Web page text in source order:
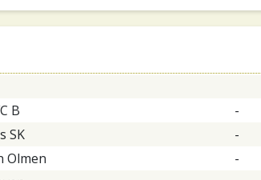
B -
SK -
Olmen -